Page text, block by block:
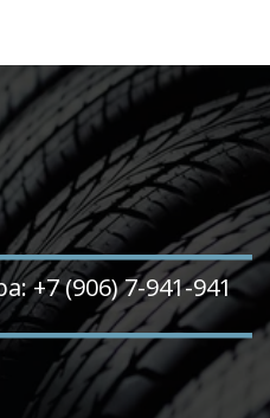
+7 (906) 7-941-941